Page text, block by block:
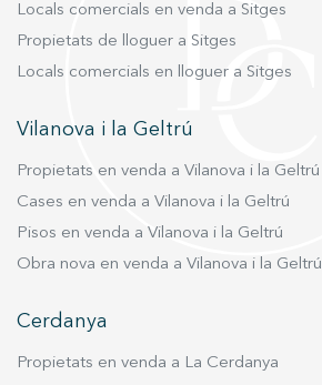
Locals comercials en venda a Sitges
Propietats de lloguer a Sitges
Locals comercials en lloguer a Sitges
Vilanova i la Geltrú
Propietats en venda a Vilanova i la Geltrú
Cases en venda a Vilanova i la Geltrú
Pisos en venda a Vilanova i la Geltrú
Obra nova en venda a Vilanova i la Geltrú
Cerdanya
Propietats en venda a La Cerdanya